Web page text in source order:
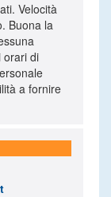
Velocità
Buona la
orari di
a fornire